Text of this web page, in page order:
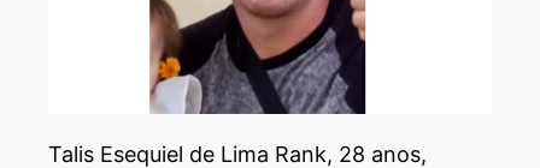
Talis Esequiel de Lima Rank, 28 anos,